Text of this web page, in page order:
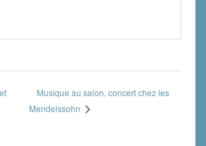
Musique au salon, concert chez les
Mendelssohn